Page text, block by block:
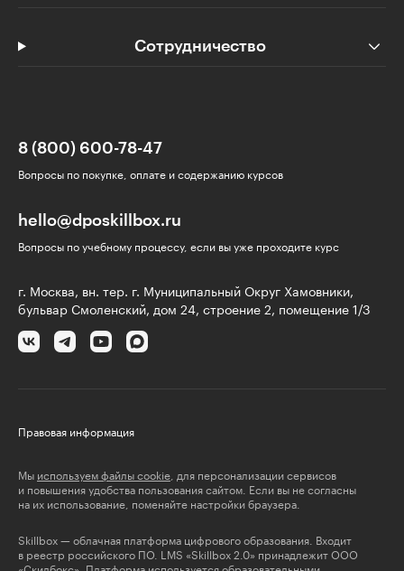
Сотрудничество
8 (800) 600-78-47
Вопросы по покупке, оплате и содержанию курсов
hello@dposkillbox.ru
Вопросы по учебному процессу, если вы уже проходите курс
г. Москва, вн. тер. г. Муниципальный Округ Хамовники,
бульвар Смоленский, дом 24, строение 2, помещение 1/3
Правовая информация
Мы используем файлы cookie , для персонализации сервисов
и повышения удобства пользования сайтом. Если вы не согласны
на их использование, поменяйте настройки браузера.
Skillbox — облачная платформа цифрового образования. Входит
в реестр российского ПО. LMS «Skillbox 2.0» принадлежит ООО